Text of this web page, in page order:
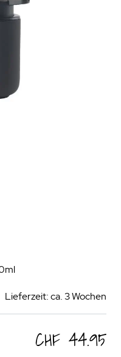
Lieferzeit: ca. 3 Wochen
CHF 44.95